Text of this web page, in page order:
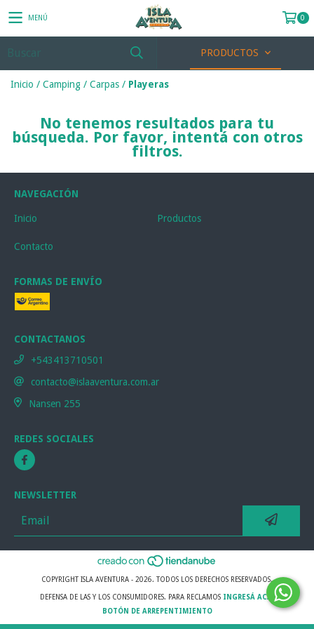
MENÚ 0
PRODUCTOS
Inicio / Camping / Carpas / Playeras
No tenemos resultados para tu
búsqueda. Por favor, intentá con otros
filtros.
NAVEGACIÓN
Inicio Productos
Contacto
FORMAS DE ENVÍO
CONTACTANOS
+543413710501
contacto@islaaventura.com.ar
Nansen 255
REDES SOCIALES
NEWSLETTER
COPYRIGHT ISLA AVENTURA - 2026. TODOS LOS DERECHOS RESERVADOS.
DEFENSA DE LAS Y LOS CONSUMIDORES. PARA RECLAMOS INGRESÁ ACÁ.
BOTÓN DE ARREPENTIMIENTO